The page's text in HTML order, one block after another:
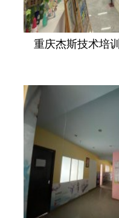
重庆杰斯技术培